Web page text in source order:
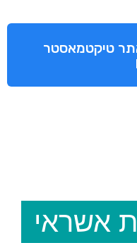
טיקטמאסטר
אשראי